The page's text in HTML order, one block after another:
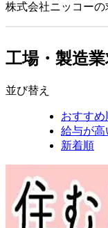
株式会社ニッコー
工場・製造
並び替え
おすすめ
給与が高
新着順